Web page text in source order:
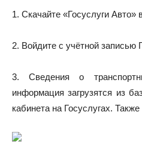
1. Скачайте «Госуслуги Авто»
2. Войдите с учётной записью
3. Сведения о
информация загрузятся из
кабинета на Госуслугах.